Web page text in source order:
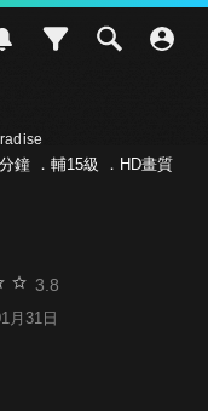
鐘 ． 輔15級 ．HD畫質
3.8
月31日